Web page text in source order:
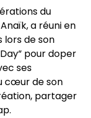
du
a réuni en
lors de son
pour doper
ses
cœur de son
partager